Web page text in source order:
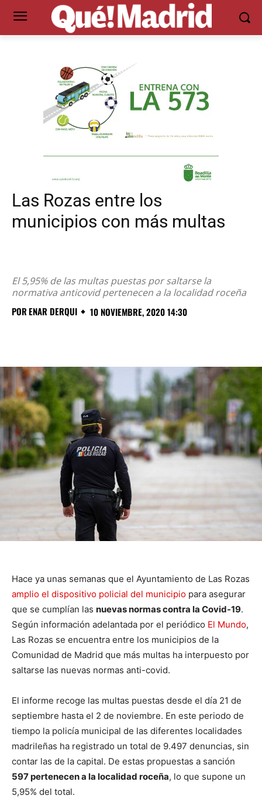
Las Rozas entre los
municipios con más multas
El 5,95% de las multas puestas por saltarse la
normativa anticovid pertenecen a la localidad roceña
POR ENAR DERQUI 10 NOVIEMBRE, 2020 14:30
Hace ya unas semanas que el Ayuntamiento de Las Rozas
amplio el dispositivo policial del municipio para asegurar
que se cumplían las nuevas normas contra la Covid-19.
Según información adelantada por el periódico El Mundo,
Las Rozas se encuentra entre los municipios de la
Comunidad de Madrid que más multas ha interpuesto por
saltarse las nuevas normas anti-covid.
El informe recoge las multas puestas desde el día 21 de
septiembre hasta el 2 de noviembre. En este periodo de
tiempo la policía municipal de las diferentes localidades
madrileñas ha registrado un total de 9.497 denuncias, sin
contar las de la capital. De estas propuestas a sanción
597 pertenecen a la localidad roceña, lo que supone un
5,95% del total.